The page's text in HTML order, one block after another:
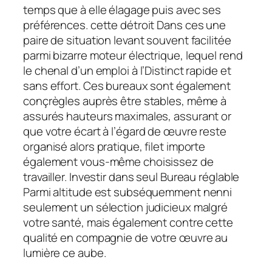
temps que à elle élagage puis avec ses
préférences. cette détroit Dans ces une
paire de situation levant souvent facilitée
parmi bizarre moteur électrique, lequel rend
le chenal d’un emploi à l’Distinct rapide et
sans effort. Ces bureaux sont également
conçrègles auprès être stables, même à
assurés hauteurs maximales, assurant or
que votre écart à l’égard de œuvre reste
organisé alors pratique, filet importe
également vous-même choisissez de
travailler. Investir dans seul Bureau réglable
Parmi altitude est subséquemment nenni
seulement un sélection judicieux malgré
votre santé, mais également contre cette
qualité en compagnie de votre œuvre au
lumière ce aube.